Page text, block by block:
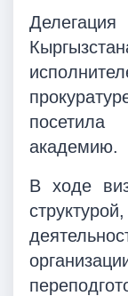
академию.
В ходе